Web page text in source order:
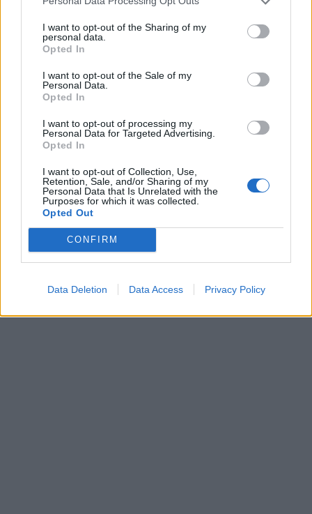
I want to opt-out of the Sharing of my
personal data.
Opted In
I want to opt-out of the Sale of my
Personal Data.
Opted In
I want to opt-out of processing my
Personal Data for Targeted Advertising.
Opted In
I want to opt-out of Collection, Use,
Retention, Sale, and/or Sharing of my
Personal Data that Is Unrelated with the
Purposes for which it was collected.
Opted Out
CONFIRM
Data Deletion Data Access Privacy Policy